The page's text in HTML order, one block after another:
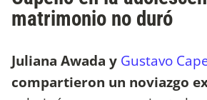
matrimonio no duró
Juliana Awada y Gustavo
compartieron un noviazgo